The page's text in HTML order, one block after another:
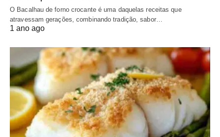
O Bacalhau de forno crocante é uma daquelas receitas que
atravessam gerações, combinando tradição, sabor…
1 ano ago